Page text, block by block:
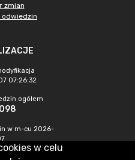
zmian
07:26:32
ogółem
w m-cu 2026-
w celu